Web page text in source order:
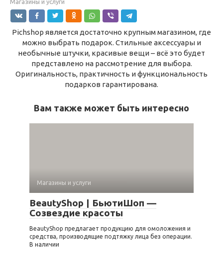
Pichshop является достаточно крупным магазином, где
можно выбрать подарок. Стильные аксессуары и
необычные штучки, красивые вещи – всё это будет
представлено на рассмотрение для выбора.
Оригинальность, практичность и функциональность
подарков гарантирована.
Вам также может быть интересно
Магазины и услуги
BeautyShop | БьютиШоп —
Созвездие красоты
BeautyShop предлагает продукцию для омоложения и
средства, производящие подтяжку лица без операции.
В наличии